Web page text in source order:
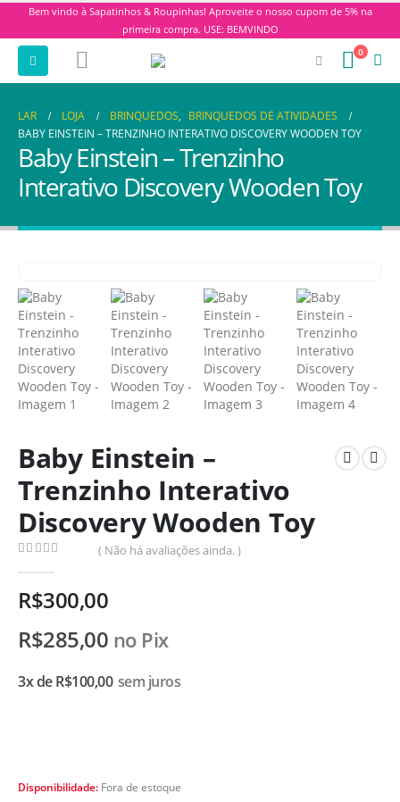
Bem vindo à Sapatinhos & Roupinhas! Aproveite o nosso cupom de 5% na
primeira compra. USE: BEMVINDO
0
LAR LOJA BRINQUEDOS, BRINQUEDOS DE ATIVIDADES
BABY EINSTEIN – TRENZINHO INTERATIVO DISCOVERY WOODEN TOY
Baby Einstein – Trenzinho
Interativo Discovery Wooden Toy
Baby Einstein –
Trenzinho Interativo
Discovery Wooden Toy
( Não há avaliações ainda. )
R$300,00
R$285,00 no Pix
3x deR$100,00 sem juros
Disponibilidade: Fora de estoque